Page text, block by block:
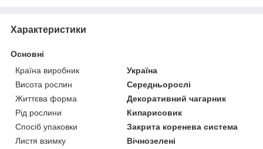
Характеристики
Основні
Країна виробник
Україна
Висота рослин
Середньорослі
Життєва форма
Декоративний чагарник
Рід рослини
Кипарисовик
Спосіб упаковки
Закрита коренева система
Листя взимку
Вічнозелені